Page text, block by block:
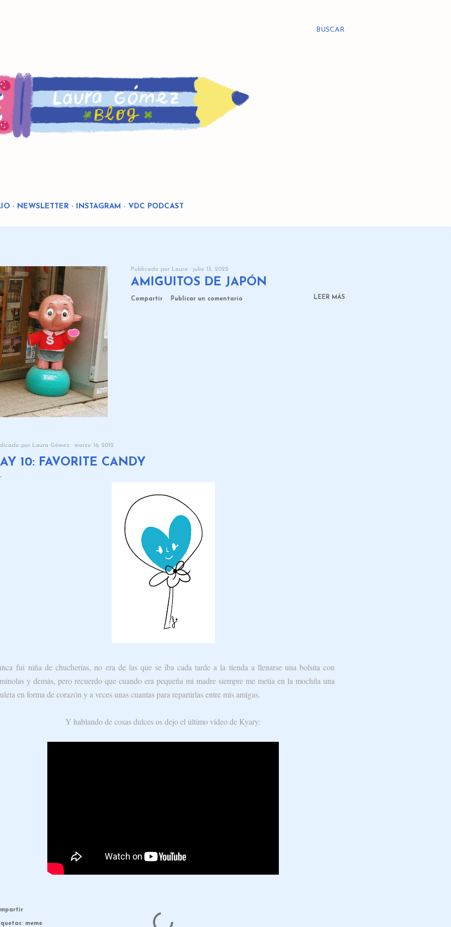
BUSCAR
NEWSLETTER INSTAGRAM VDC PODCAST
Publicado por Laura julio 13, 2022
AMIGUITOS DE JAPÓN
Compartir Publicar un comentario LEER MÁS
por Laura Gómez marzo 16, 2012
10: FAVORITE CANDY
fui niña de chucherías, no era de las que se iba cada tarde a la tienda a llenarse una bolsita con
y demás, pero recuerdo que cuando era pequeña mi madre siempre me metía en la mochila una
en forma de corazón y a veces unas cuantas para repartirlas entre mis amigas.
Y hablando de cosas dulces os dejo el último vídeo de Kyary:
meme